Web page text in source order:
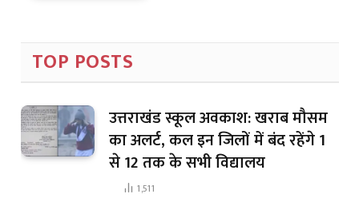
TOP POSTS
उत्तराखंड स्कूल अवकाश: खराब मौसम
का अलर्ट, कल इन जिलों में बंद रहेंगे 1
से 12 तक के सभी विद्यालय
1,511